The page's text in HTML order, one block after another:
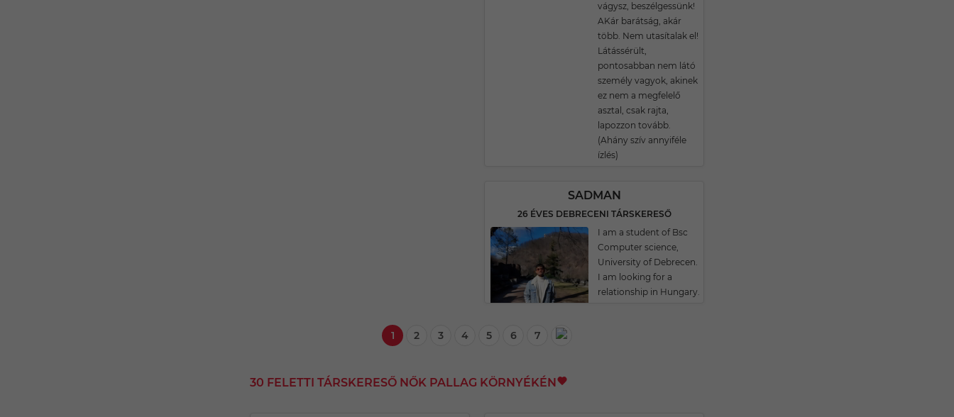
vágysz, beszélgessünk!
AKár barátság, akár
több. Nem utasítalak el!
Látássérült,
pontosabban nem látó
személy vagyok, akinek
ez nem a megfelelő
asztal, csak rajta,
lapozzon tovább.
(Ahány szív annyiféle
ízlés)
SADMAN
26 ÉVES DEBRECENI TÁRSKERESŐ
I am a student of Bsc
Computer science,
University of Debrecen.
I am looking for a
relationship in Hungary.
1 2 3 4 5 6 7
30 FELETTI TÁRSKERESŐ NŐK PALLAG KÖRNYÉKÉN